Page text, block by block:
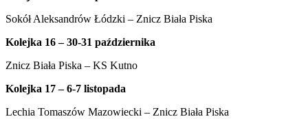
Sokół Aleksandrów Łódzki – Znicz Biała Piska
Kolejka 16 – 30-31 października
Znicz Biała Piska – KS Kutno
Kolejka 17 – 6-7 listopada
Lechia Tomaszów Mazowiecki – Znicz Biała Piska